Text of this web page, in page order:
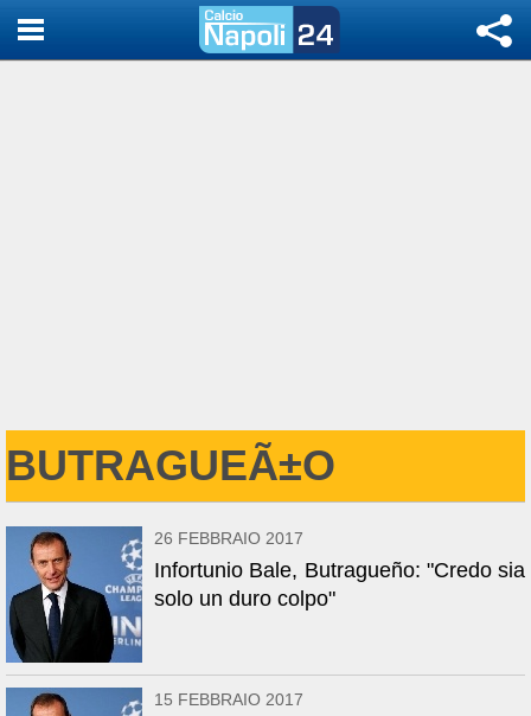
BUTRAGUEÃ±O
26 FEBBRAIO 2017
Infortunio Bale, Butragueño: "Credo sia
solo un duro colpo"
15 FEBBRAIO 2017